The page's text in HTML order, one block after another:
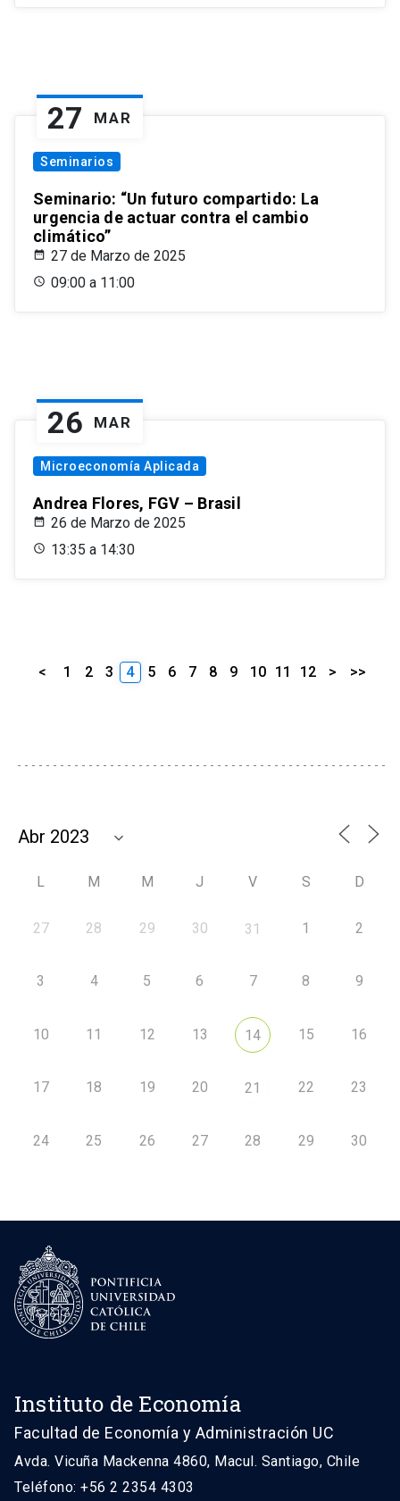
27 MAR
Seminarios
Seminario: “Un futuro compartido: La
urgencia de actuar contra el cambio
climático”
27 de Marzo de 2025
09:00 a 11:00
26 MAR
Microeconomía Aplicada
Andrea Flores, FGV – Brasil
26 de Marzo de 2025
13:35 a 14:30
< 1 2 3 4 5 6 7 8 9 10 11 12 > >>
L M M J V S D
27 28 29 30 31 1 2
3 4 5 6 7 8 9
10 11 12 13 14 15 16
17 18 19 20 21 22 23
24 25 26 27 28 29 30
Instituto de Economía
Facultad de Economía y Administración UC
Avda. Vicuña Mackenna 4860, Macul. Santiago, Chile
Teléfono: +56 2 2354 4303